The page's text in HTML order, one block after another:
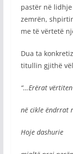
pastër në
zemrën,
me të vërtetë
Dua ta
titullin gjithë
“…Erërat vërtiten
në cikle ëndrrat
Hoje dashurie